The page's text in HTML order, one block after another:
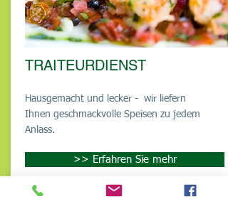
TRAITEURDIENST
Hausgemacht und lecker - wir liefern
Ihnen geschmackvolle Speisen zu jedem
Anlass.
>> Erfahren Sie mehr